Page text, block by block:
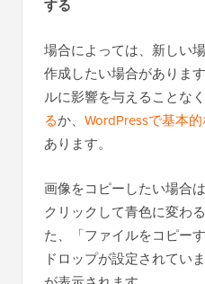
する
場合によっては、新しい
作成したい場合がありま
ルに影響を与えることなく
るか、 WordPressで基本
あります。
画像をコピーしたい場合
クリックして青色に変わ
た、「ファイルをコピー
ドロップが設定されてい